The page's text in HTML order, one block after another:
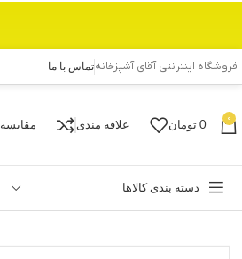
فروشگاه اینترنتی آقای آشپزخانهتماس با ما
0
0 تومان علاقه مندی مقایسه
دسته بندی کالاها